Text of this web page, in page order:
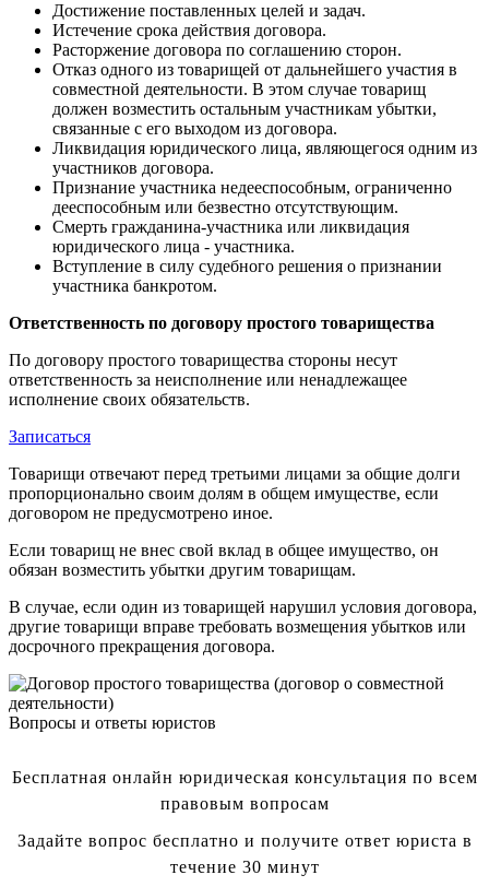
Достижение поставленных целей и задач.
Истечение срока действия договора.
Расторжение договора по соглашению сторон.
Отказ одного из товарищей от дальнейшего участия в
совместной деятельности. В этом случае товарищ
должен возместить остальным участникам убытки,
связанные с его выходом из договора.
Ликвидация юридического лица, являющегося одним из
участников договора.
Признание участника недееспособным, ограниченно
дееспособным или безвестно отсутствующим.
Смерть гражданина-участника или ликвидация
юридического лица - участника.
Вступление в силу судебного решения о признании
участника банкротом.
Ответственность по договору простого товарищества
По договору простого товарищества стороны несут
ответственность за неисполнение или ненадлежащее
исполнение своих обязательств.
Записаться
Товарищи отвечают перед третьими лицами за общие долги
пропорционально своим долям в общем имуществе, если
договором не предусмотрено иное.
Если товарищ не внес свой вклад в общее имущество, он
обязан возместить убытки другим товарищам.
В случае, если один из товарищей нарушил условия договора,
другие товарищи вправе требовать возмещения убытков или
досрочного прекращения договора.
Вопросы и ответы юристов
Бесплатная онлайн юридическая консультация по всем
правовым вопросам
Задайте вопрос бесплатно и получите ответ юриста в
течение 30 минут